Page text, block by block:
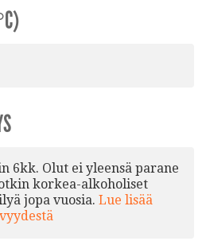
6kk. Olut ei yleensä parane
korkea-alkoholiset
jopa vuosia. Lue lisää